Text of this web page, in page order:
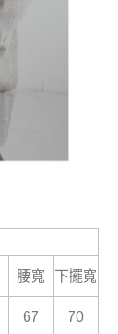
腰寬 下擺寬
67 70